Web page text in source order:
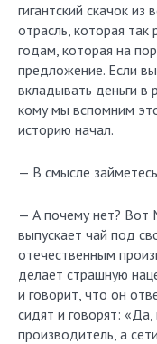
гигантский скачок
отрасль, которая
годам, которая на
предложение. Если
вкладывать деньги в
кому мы вспомним
историю начал.
— В смысле
— А почему нет? Вот
выпускает чай под
отечественным
делает страшную
и говорит, что он
сидят и говорят:
производитель, а